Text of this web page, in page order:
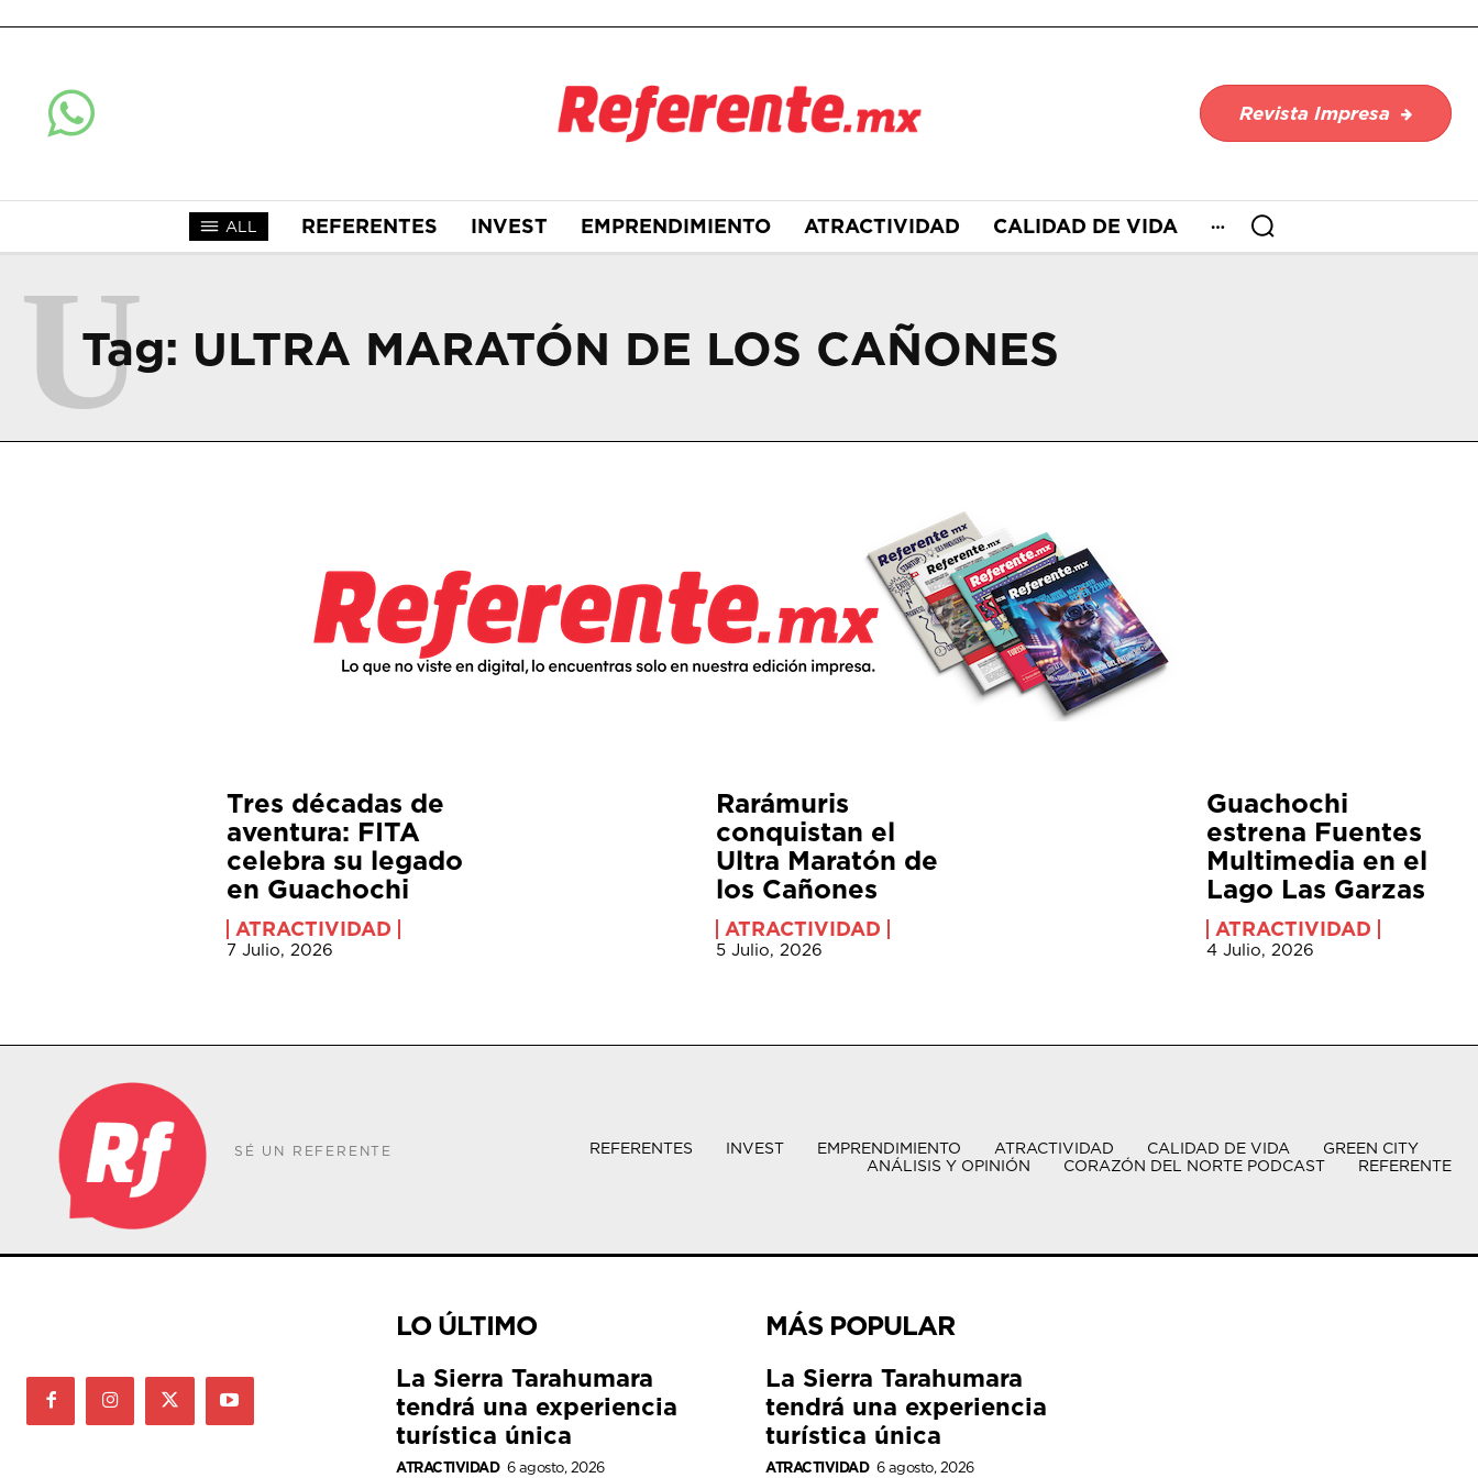
Revista Impresa
ALL REFERENTES INVEST EMPRENDIMIENTO ATRACTIVIDAD CALIDAD DE VIDA
Tag: ULTRA MARATÓN DE LOS CAÑONES
U
Tres décadas de
aventura: FITA
celebra su legado
en Guachochi
ATRACTIVIDAD
7 Julio, 2026
Rarámuris
conquistan el
Ultra Maratón de
los Cañones
ATRACTIVIDAD
5 Julio, 2026
Guachochi
estrena Fuentes
Multimedia en el
Lago Las Garzas
ATRACTIVIDAD
4 Julio, 2026
SÉ UN REFERENTE REFERENTES INVEST EMPRENDIMIENTO ATRACTIVIDAD CALIDAD DE VIDA
GREEN CITY
ANÁLISIS Y OPINIÓN
CORAZÓN DEL NORTE PODCAST REFERENTE
LO ÚLTIMO
La Sierra Tarahumara
tendrá una experiencia
turística única
ATRACTIVIDAD 6 agosto, 2026
MÁS POPULAR
La Sierra Tarahumara
tendrá una experiencia
turística única
ATRACTIVIDAD 6 agosto, 2026